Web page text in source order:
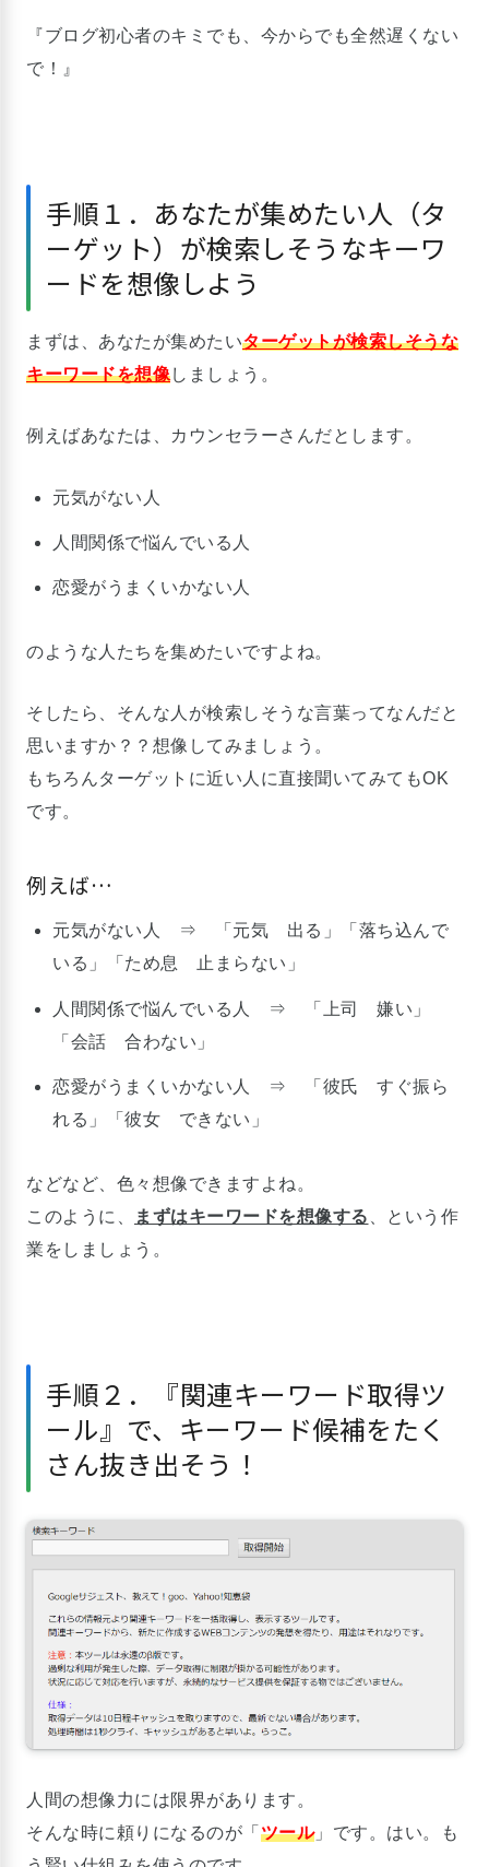
『ブログ初心者のキミでも、今からでも全然遅くない
で！』
手順１．あなたが集めたい人（タ
ーゲット）が検索しそうなキーワ
ードを想像しよう
まずは、あなたが集めたいターゲットが検索しそうな
キーワードを想像しましょう。
例えばあなたは、カウンセラーさんだとします。
元気がない人
人間関係で悩んでいる人
恋愛がうまくいかない人
のような人たちを集めたいですよね。
そしたら、そんな人が検索しそうな言葉ってなんだと
思いますか？？想像してみましょう。
もちろんターゲットに近い人に直接聞いてみてもOK
です。
例えば…
元気がない人 ⇒ 「元気 出る」「落ち込んで
いる」「ため息 止まらない」
人間関係で悩んでいる人 ⇒ 「上司 嫌い」
「会話 合わない」
恋愛がうまくいかない人 ⇒ 「彼氏 すぐ振ら
れる」「彼女 できない」
などなど、色々想像できますよね。
このように、
まずはキーワードを想像する 、という作
業をしましょう。
手順２．『関連キーワード取得ツ
ール』で、キーワード候補をたく
さん抜き出そう！
人間の想像力には限界があります。
そんな時に頼りになるのが「 ツール」です。はい。も